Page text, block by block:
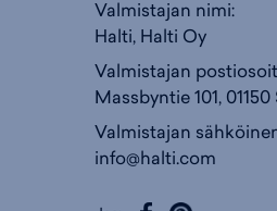
Valmistajan nimi:
Halti, Halti Oy
Valmistajan
Massbyntie 101,
Valmistajan
info@halti.com